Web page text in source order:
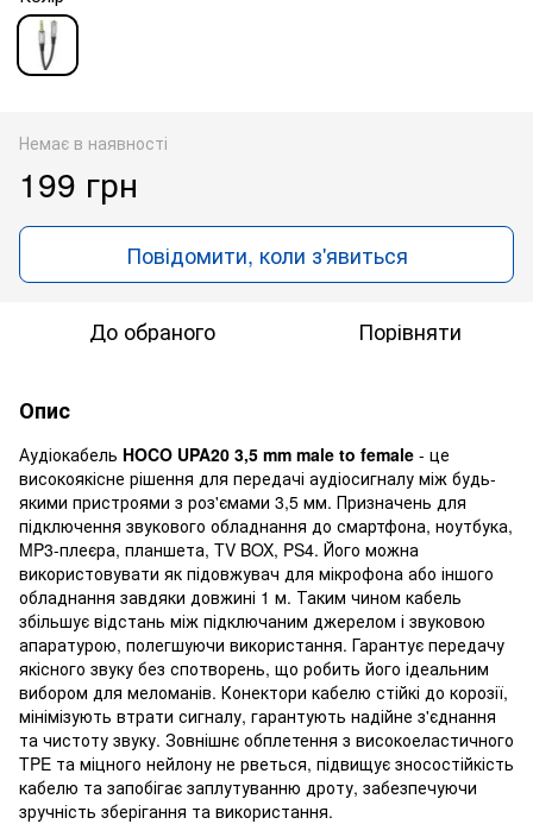
Немає в наявності
199 грн
Повідомити, коли з'явиться
До обраного Порівняти
Опис
Аудіокабель HOCO UPA20 3,5 mm male to female - це
високоякісне рішення для передачі аудіосигналу між будь-
якими пристроями з роз'ємами 3,5 мм. Призначень для
підключення звукового обладнання до смартфона, ноутбука,
MP3-плеєра, планшета, TV BOX, PS4. Його можна
використовувати як підовжувач для мікрофона або іншого
обладнання завдяки довжині 1 м. Таким чином кабель
збільшує відстань між підключаним джерелом і звуковою
апаратурою, полегшуючи використання. Гарантує передачу
якісного звуку без спотворень, що робить його ідеальним
вибором для меломанів. Конектори кабелю стійкі до корозії,
мінімізують втрати сигналу, гарантують надійне з'єднання
та чистоту звуку. Зовнішнє обплетення з високоеластичного
TPE та міцного нейлону не рветься, підвищує зносостійкість
кабелю та запобігає заплутуванню дроту, забезпечуючи
зручність зберігання та використання.